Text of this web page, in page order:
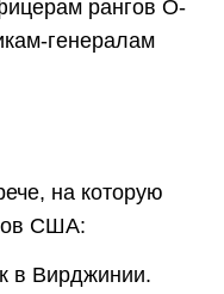
рангов O-
генералам
на которую
США:
в Вирджинии.